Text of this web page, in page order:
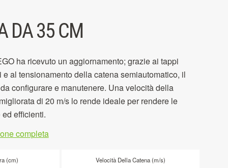
DA 35 CM
ha ricevuto un aggiornamento; grazie ai tappi
al tensionamento della catena semiautomatico, il
configurare e manutenere. Una velocità della
di 20 m/s lo rende ideale per rendere le
efficienti.
completa
(cm) Velocità Della Catena (m/s)